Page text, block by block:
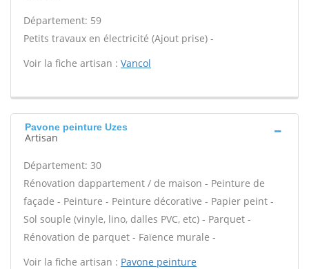
Département: 59
Petits travaux en électricité (Ajout prise) -
Voir la fiche artisan : Vancol
Pavone peinture Uzes
Artisan
Département: 30
Rénovation dappartement / de maison - Peinture de
façade - Peinture - Peinture décorative - Papier peint -
Sol souple (vinyle, lino, dalles PVC, etc) - Parquet -
Rénovation de parquet - Faïence murale -
Voir la fiche artisan : Pavone peinture